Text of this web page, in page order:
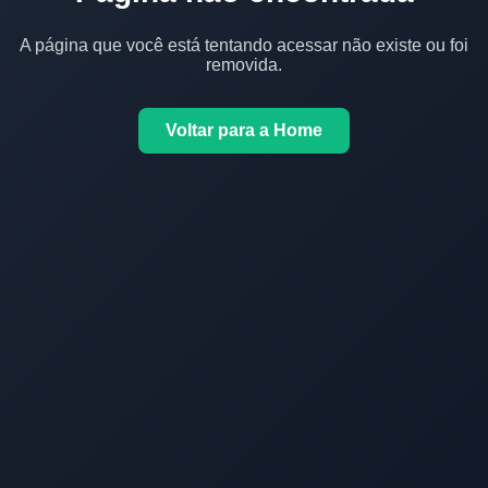
A página que você está tentando acessar não existe ou foi
removida.
Voltar para a Home